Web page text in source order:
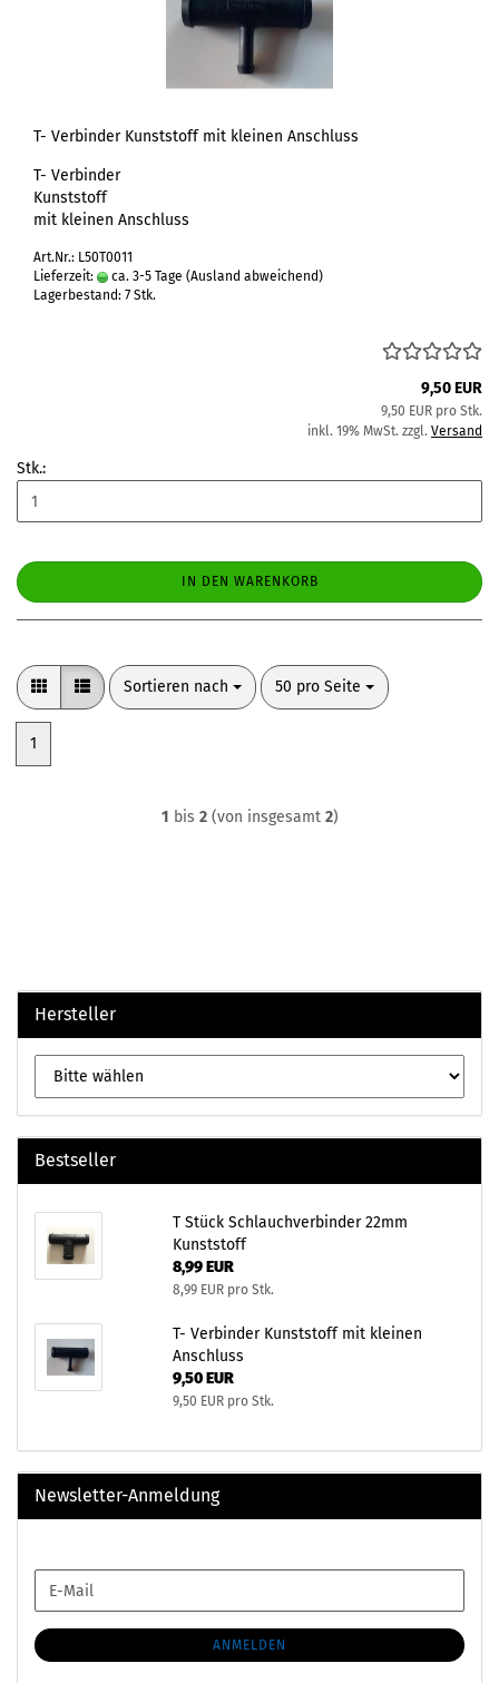
T- Verbinder Kunststoff mit kleinen Anschluss
T- Verbinder
Kunststoff
mit kleinen Anschluss
Art.Nr.: L50T0011
Lieferzeit:
ca. 3-5 Tage (Ausland abweichend)
Lagerbestand: 7 Stk.
9,50 EUR
9,50 EUR pro Stk.
inkl. 19% MwSt. zzgl. Versand
Stk.:
IN DEN WARENKORB
Sortieren nach
Sortieren nach 50 pro Seite
pro Seite
1
1 bis 2(von insgesamt 2)
Hersteller
Bestseller
T Stück Schlauchverbinder 22mm
Kunststoff
8,99 EUR
8,99 EUR pro Stk.
T- Verbinder Kunststoff mit kleinen
Anschluss
9,50 EUR
9,50 EUR pro Stk.
Newsletter-Anmeldung
ZUR
ANMELDUNG
E-
Mail
ANMELDEN